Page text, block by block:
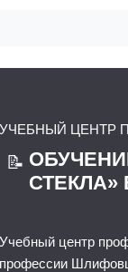
УЧЕБНЫЙ ЦЕНТР
📝
Учебный центр
профессии